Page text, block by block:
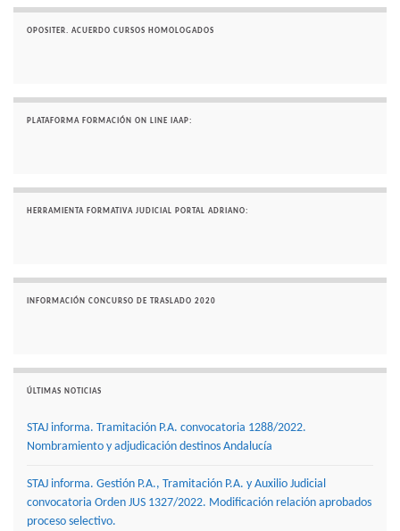
OPOSITER. ACUERDO CURSOS HOMOLOGADOS
PLATAFORMA FORMACIÓN ON LINE IAAP:
HERRAMIENTA FORMATIVA JUDICIAL PORTAL ADRIANO:
INFORMACIÓN CONCURSO DE TRASLADO 2020
ÚLTIMAS NOTICIAS
STAJ informa. Tramitación P.A. convocatoria 1288/2022.
Nombramiento y adjudicación destinos Andalucía
STAJ informa. Gestión P.A., Tramitación P.A. y Auxilio Judicial
convocatoria Orden JUS 1327/2022. Modificación relación aprobados
proceso selectivo.